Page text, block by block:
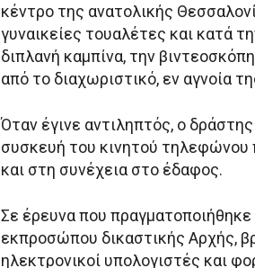
κέντρο της ανατολικής
γυναικείες τουαλέτες και κατά
διπλανή καμπίνα, την
από το διαχωριστικό, εν αγνοία
Όταν έγινε αντιληπτός, ο
συσκευή του κινητού
και στη συνέχεια στο έδαφος.
Σε έρευνα που πραγματοποιήθηκε
εκπροσώπου δικαστικής Αρχής,
ηλεκτρονικοί υπολογιστές και